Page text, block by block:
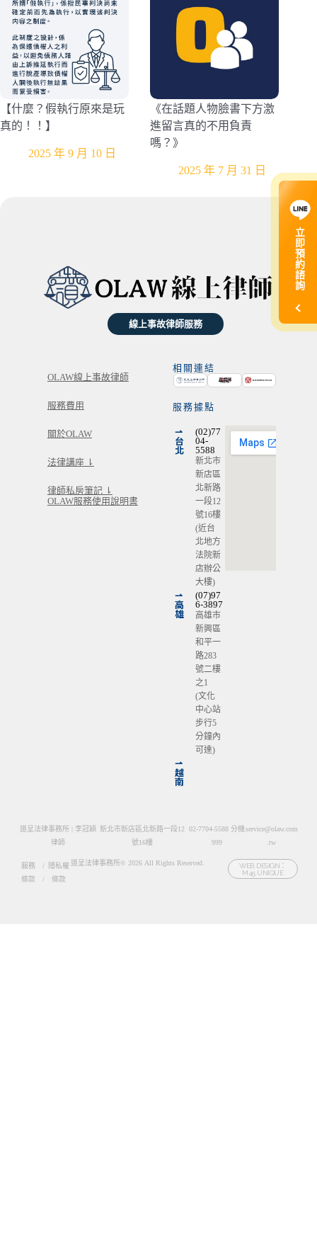
立
即
預
約
諮
詢
【什麼？假執行原來是玩
真的！！】
2025 年 9 月 10 日
《在話題人物臉書下方激
進留言真的不用負責
嗎？》
2025 年 7 月 31 日
線上事故律師服務
OLAW線上事故律師
服務費用
關於OLAW
法律講座 ⇂
律師私房筆記 ⇂
OLAW服務使用說明書
相關連結
服務據點
⇀
台
北
(02)77
04-
5588
新北市
新店區
北新路
一段12
號16樓
(近台
北地方
法院新
店辦公
大樓)
⇀
高
雄
(07)97
6-3897
高雄市
新興區
和平一
路283
號二樓
之1
(文化
中心站
步行5
分鐘內
可達)
⇀
越
南
道呈法律事務所 | 李冠穎
律師
新北市新店區北新路一段12
號16樓
02-7704-5588 分機
999
service@olaw.com
.tw
服務
條款
/
/
隱私權
條款
道呈法律事務所© 2026 All Rights Reserved.
WEB DESIGN：
M45 UNIQUE